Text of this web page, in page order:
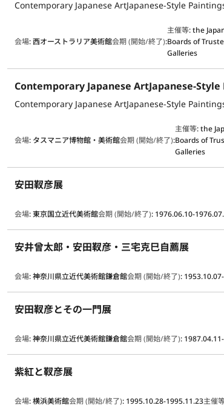
会場:西オーストラリア美術館会期 (開始/終了):
主催等:the
Boards of
Galleries
会場: タスマニア博物館・美術館会期 (開始/終了):
主催等:the
Boards of
Galleries
安田靫彦展
会場:東京国立近代美術館会期 (開始/終了): 1976.06.10-
安井曾太郎・安田靫彦・三宅克巳自薦展
会場:神奈川県立近代美術館鎌倉館会期 (開始/終了):
安田靫彦とその一門展
会場:神奈川県立近代美術館鎌倉館会期 (開始/終了):
紫紅と靫彦展
会場:横浜美術館会期 (開始/終了): 1995.10.28-1995.11.23主催